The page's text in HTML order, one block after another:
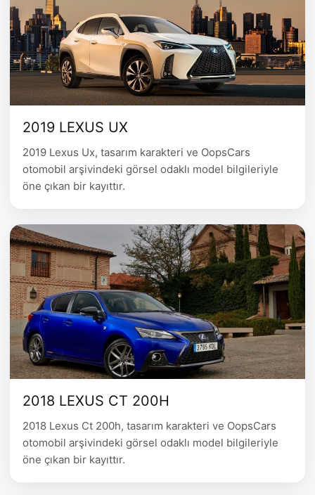
2019 LEXUS UX
2019 Lexus Ux, tasarım karakteri ve OopsCars
otomobil arşivindeki görsel odaklı model bilgileriyle
öne çıkan bir kayıttır.
2018 LEXUS CT 200H
2018 Lexus Ct 200h, tasarım karakteri ve OopsCars
otomobil arşivindeki görsel odaklı model bilgileriyle
öne çıkan bir kayıttır.